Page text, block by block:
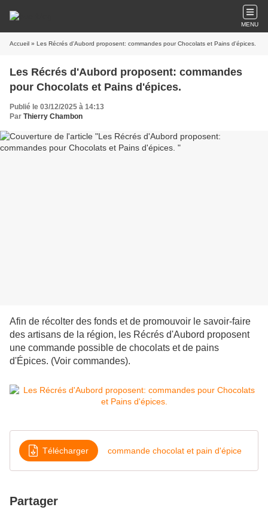
MENU
Accueil » Les Récrés d'Aubord proposent: commandes pour Chocolats et Pains d'épices.
Les Récrés d'Aubord proposent: commandes
pour Chocolats et Pains d'épices.
Publié le 03/12/2025 à 14:13
Par Thierry Chambon
Afin de récolter des fonds et de promouvoir le savoir-faire
des artisans de la région, les Récrés d'Aubord proposent
une commande possible de chocolats et de pains
d'Épices. (Voir commandes).
Télécharger commande chocolat et pain d'épice
Partager